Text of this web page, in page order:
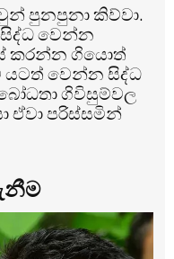
පුනපුනා කිව්වා.
වෙන්න
කරන්න ගියොත්
යටත් වෙන්න සිද්ධ
ගිවිසුම්වල
ඒවා පරිස්සමින්